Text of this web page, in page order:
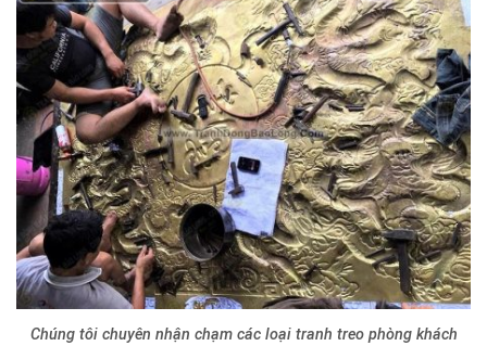
Chúng tôi chuyên nhận chạm các loại tranh treo phòng khách